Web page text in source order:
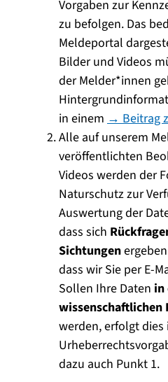
Vorgaben zur
zu befolgen. Das
Meldeportal
Bilder und Videos
der Melder*innen
in einem → Beitrag
Alle auf unserem
veröffentlichten
Videos werden der
Naturschutz zur
Auswertung der
dass sich
Sichtungen
dass wir Sie per E-
Sollen Ihre Daten in
werden, erfolgt dies
dazu auch Punkt 1.